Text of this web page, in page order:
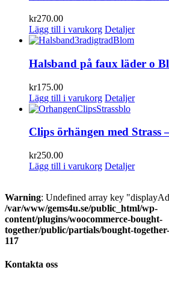
kr270.00
Lägg till i varukorg Detaljer
Halsband på faux läder o
kr175.00
Lägg till i varukorg Detaljer
Clips örhängen med Strass
kr250.00
Lägg till i varukorg Detaljer
Warning: Undefined array key
/var/www/gems4u.se/public_html/wp-
content/plugins/woocommerce-bought-
together/public/partials/bought-
117
Kontakta oss